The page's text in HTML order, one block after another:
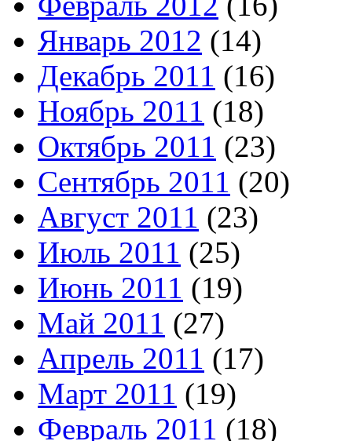
Январь 2012 (14)
Декабрь 2011 (16)
Ноябрь 2011 (18)
Октябрь 2011 (23)
Сентябрь 2011 (20)
Август 2011 (23)
Июль 2011 (25)
Июнь 2011 (19)
Май 2011 (27)
Апрель 2011 (17)
Март 2011 (19)
Февраль 2011 (18)